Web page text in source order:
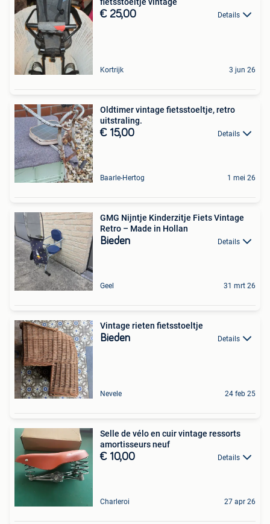
€ 25,00 Details
Kortrijk 3 jun 26
Oldtimer vintage fietsstoeltje, retro
uitstraling.
€ 15,00 Details
Baarle-Hertog 1 mei 26
GMG Nijntje Kinderzitje Fiets Vintage
Retro – Made in Hollan
Bieden Details
Geel 31 mrt 26
Vintage rieten fietsstoeltje
Bieden Details
Nevele 24 feb 25
Selle de vélo en cuir vintage ressorts
amortisseurs neuf
€ 10,00 Details
Charleroi 27 apr 26